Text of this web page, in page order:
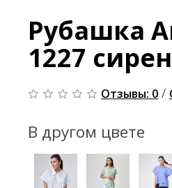
Рубашка
1227
Отзывы: 0 /
В другом цвете